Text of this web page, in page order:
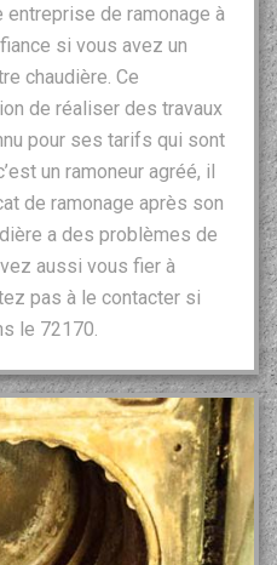
de ramonage à
si vous avez un
chaudière. Ce
de réaliser des travaux
pour ses tarifs qui sont
un ramoneur agréé, il
de ramonage après son
a des problèmes de
aussi vous fier à
pas à le contacter si
le 72170.